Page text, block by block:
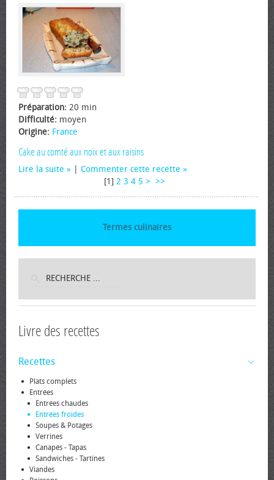
Préparation: 20 min
Difficulté: moyen
Origine: France
Cake au comté aux noix et aux raisins
Lire la suite
Commenter cette recette
[1] 2 3 4 5 > >>
Termes culinaires
Livre des recettes
Recettes
Plats complets
Entrées
Entrées chaudes
Entrées froides
Soupes & Potages
Verrines
Canapés - Tapas
Sandwiches - Tartines
Viandes